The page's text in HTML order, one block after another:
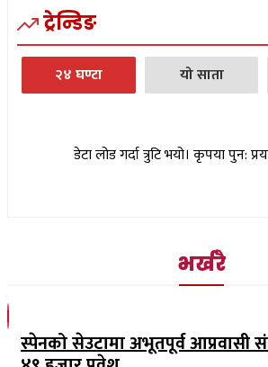
ट्रेन्डिङ
२४ घण्टा यो साता
डेटा लोड गर्दा त्रुटि भयो। कृपया पुन:
भर्खरै
स्पेनको सेउटामा अभूतपूर्व आप्रवासी